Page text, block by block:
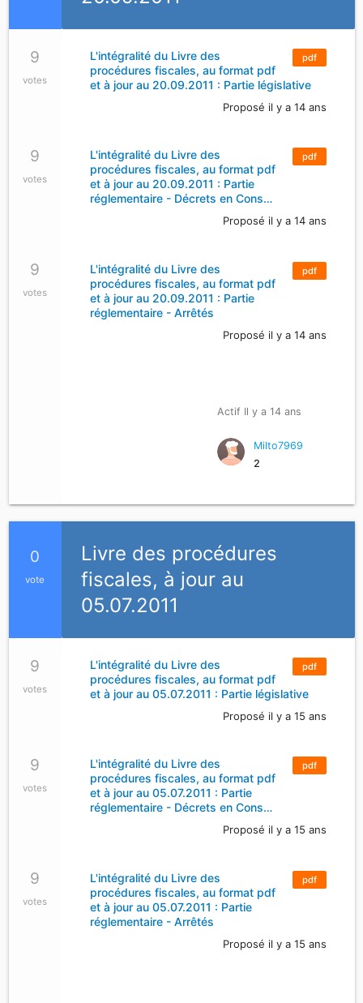
9
votes
pdf
L'intégralité du Livre des
procédures fiscales, au format pdf
et à jour au 20.09.2011 : Partie législative
Proposé il y a 14 ans
9
votes
pdf
L'intégralité du Livre des
procédures fiscales, au format pdf
et à jour au 20.09.2011 : Partie
réglementaire - Décrets en Cons…
Proposé il y a 14 ans
9
votes
pdf
L'intégralité du Livre des
procédures fiscales, au format pdf
et à jour au 20.09.2011 : Partie
réglementaire - Arrêtés
Proposé il y a 14 ans
Actif Il y a 14 ans
Milto7969
2
0
vote
Livre des procédures
fiscales, à jour au
05.07.2011
9
votes
pdf
L'intégralité du Livre des
procédures fiscales, au format pdf
et à jour au 05.07.2011 : Partie législative
Proposé il y a 15 ans
9
votes
pdf
L'intégralité du Livre des
procédures fiscales, au format pdf
et à jour au 05.07.2011 : Partie
réglementaire - Décrets en Cons…
Proposé il y a 15 ans
9
votes
pdf
L'intégralité du Livre des
procédures fiscales, au format pdf
et à jour au 05.07.2011 : Partie
réglementaire - Arrêtés
Proposé il y a 15 ans